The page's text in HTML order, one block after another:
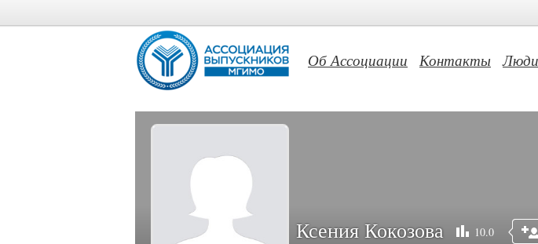
Об Ассоциации Контакты Люди
Ксения Кокозова 10.0